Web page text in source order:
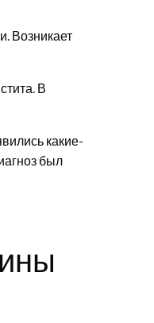
Возникает
В
какие-
был